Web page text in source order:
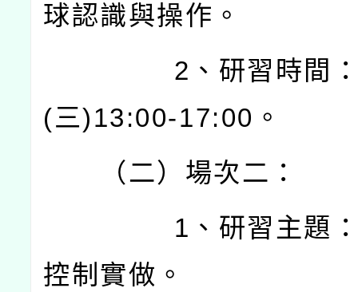
球認識與操作。
2 、研習時間
(三)13:00-17:00 。
（二）場次二：
1 、研習主題
控制實做。